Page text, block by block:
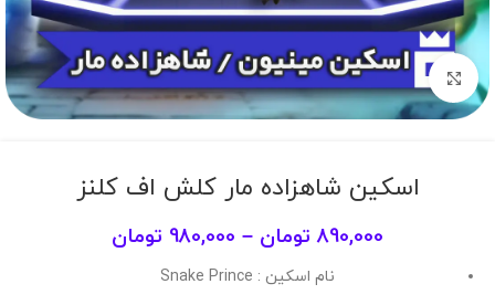
برای بزرگنمایی کلیک کنید
اسکین شاهزاده مار کلش اف کلنز
890,000 تومان –
980,000 تومان
نام اسکین : Snake Prince